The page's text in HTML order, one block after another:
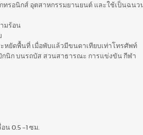
รอนิกส์ อุตสาหกรรมยานยนต์ และใช้เป็นฉนว
มร้อน
ยัดพื้นที่ เมื่อพับแล้วมีขนดาเทียบเท่าโทรศัพท์
นิก บนรถบัส สวนสาธารณะ การแข่งขัน กีฬา
0.5 -1 ซม.